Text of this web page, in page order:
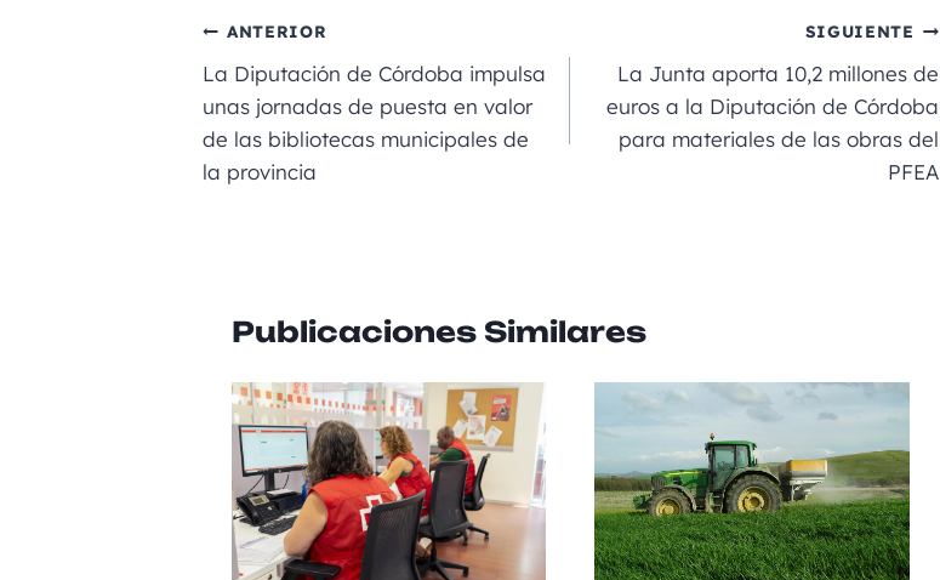
e
b
o
o
k
l
m n
g
er
A
p
p
rt
ANTERIOR
La Diputación de Córdoba impulsa
unas jornadas de puesta en valor
de las bibliotecas municipales de
la provincia
SIGUIENTE
La Junta aporta 10,2 millones de
euros a la Diputación de Córdoba
para materiales de las obras del
PFEA
Publicaciones Similares